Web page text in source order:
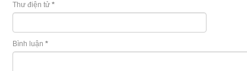
Thư điện tử *
Bình luận *